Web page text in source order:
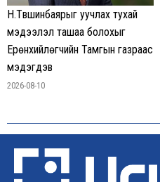
Н.Түвшинбаярыг уучлах тухай
мэдээлэл ташаа болохыг
Ерөнхийлөгчийн Тамгын газраас
мэдэгдэв
2026-08-10